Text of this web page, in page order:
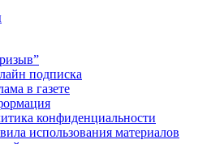
подписка
в газете
конфиденциальности
использования материалов